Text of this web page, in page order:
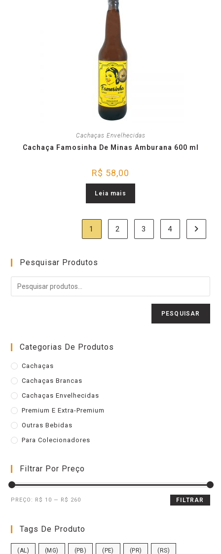
Cachaças Envelhecidas
Cachaça Famosinha De Minas Amburana 600 ml
R$ 58,00
Leia mais
1 2 3 4
Pesquisar Produtos
PESQUISAR
Categorias De Produtos
Cachaças
Cachaças Brancas
Cachaças Envelhecidas
Premium E Extra-Premium
Outras Bebidas
Para Colecionadores
Filtrar Por Preço
FILTRAR
PREÇO: R$ 10 — R$ 260
Tags De Produto
(AL) (MG) (PB) (PE) (PR) (RS)